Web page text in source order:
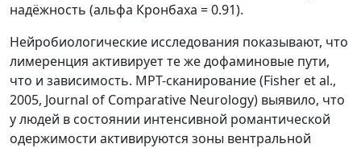
надёжность (альфа Кронбаха = 0.91).
Нейробиологические исследования показывают, что
лимеренция активирует те же дофаминовые пути,
что и зависимость. МРТ-сканирование (Fisher et al.,
2005, Journal of Comparative Neurology) выявило, что
у людей в состоянии интенсивной романтической
одержимости активируются зоны вентральной